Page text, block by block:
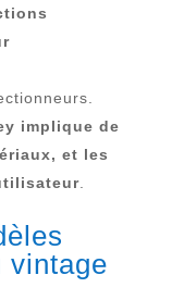
implique de
et les
.
vintage